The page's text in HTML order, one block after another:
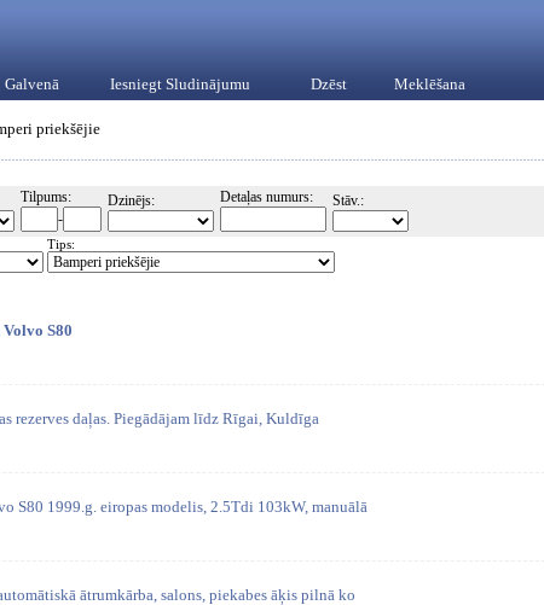
Galvenā Iesniegt Sludinājumu Dzēst Meklēšana
priekšējie
Tilpums:
-
Dzinējs: Detaļas numurs: Stāv.:
Tips:
S80
rezerves daļas. Piegādājam līdz Rīgai, Kuldīga
S80 1999.g. eiropas modelis, 2.5Tdi 103kW, manuālā
ātrumkārba, salons, piekabes āķis pilnā ko